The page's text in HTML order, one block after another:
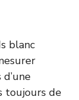
blanc
toujours de